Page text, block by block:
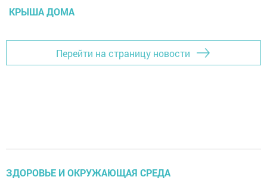
КРЫША ДОМА
Перейти на страницу новости
ЗДОРОВЬЕ И ОКРУЖАЮЩАЯ СРЕДА